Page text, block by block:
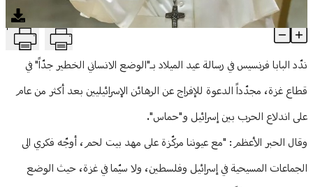
منوعات
البابا فرنسيس في رسالة الميلاد: الوضع الإنساني خطر جدّاً في غزة T
Article Content
ندّد البابا فرنسيس في رسالة عيد الميلاد بـ"الوضع الانساني الخطير جدّاً" في
قطاع غزة، مجدّداً الدعوة للإفراج عن الرهائن الإسرائيليين بعد أكثر من عام
على اندلاع الحرب بين إسرائيل و"حماس".
وقال الحبر الأعظم: "مع عيوننا مركّزة على مهد بيت لحم، أوجّه فكري الى
الجماعات المسيحية في إسرائيل وفلسطين، ولا سيّما في غزة، حيث الوضع